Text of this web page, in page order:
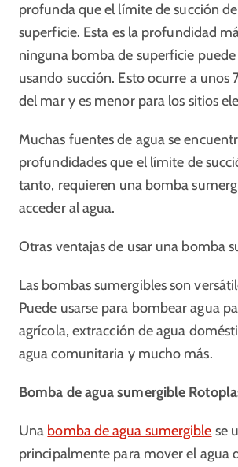
profunda que el límite de succión
superficie. Esta es la profundidad
ninguna bomba de superficie
usando succión. Esto ocurre a unos
del mar y es menor para los sitios
Muchas fuentes de agua se
profundidades que el límite de
tanto, requieren una bomba
acceder al agua.
Otras ventajas de usar una bomba
Las bombas sumergibles son
Puede usarse para bombear agua
agrícola, extracción de agua
agua comunitaria y mucho más.
Bomba de agua sumergible
Una bomba de agua sumergible se
principalmente para mover el agua